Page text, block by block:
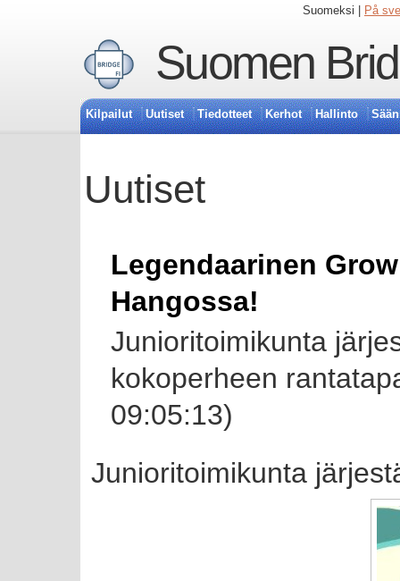
Suomeksi | På
Suomen
Kilpailut Uutiset Tiedotteet Kerhot Hallinto
Uutiset
Legendaarinen
Hangossa!
Junioritoimikunta
kokoperheen
09:05:13)
Junioritoimikunta